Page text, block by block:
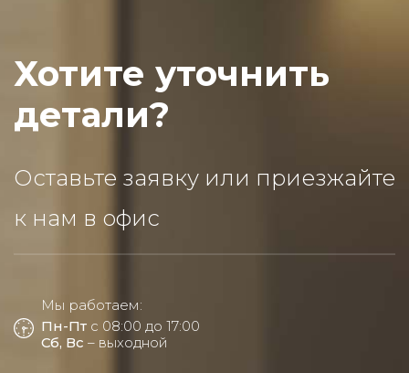
Хотите уточнить
детали?
Оставьте заявку или приезжайте
к нам в офис
Мы работаем:
Пн-Пт с 08:00 до 17:00
Сб, Вс – выходной